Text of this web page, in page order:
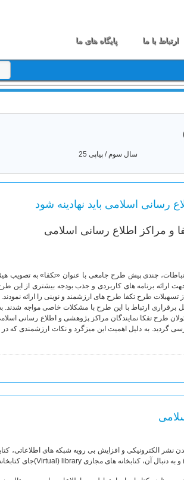
ارتباط با ما پایگاه های ما
سال سوم / پیاپی 25
رسانی اسلامی باید نهادینه شود
و مراکز اطلاع رسانی اسلامی
چندی پیش طرح جامعی با عنوان «تکفا» به تصویب
ارائه برنامه های کاربردی و جذب بودجه بیشتری از این
طرح تکفا طرح های ارزشمند و نوینی را ارائه
ارتباط با این طرح با مشکلات خاصی مواجه شدند.
طرح تفکا نمایندگان مراکز پژوهشی و اطلاع رسانی
گردید. به دلیل اهمیت این میزگرد و نکات ارزشمندی که
الکترونیکی و افزایش بی رویه شبکه های اطلاعاتی،